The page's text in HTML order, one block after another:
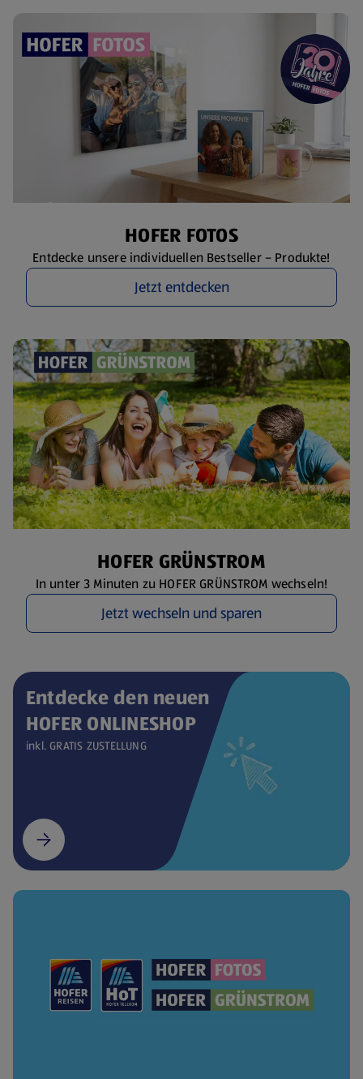
HOFER FOTOS
Entdecke unsere individuellen Bestseller – Produkte!
Jetzt entdecken
HOFER GRÜNSTROM
In unter 3 Minuten zu HOFER GRÜNSTROM wechseln!
Jetzt wechseln und sparen
Entdecke den neuen
HOFER ONLINESHOP
inkl. GRATIS ZUSTELLUNG
(öffnet in einem neuen Tab)